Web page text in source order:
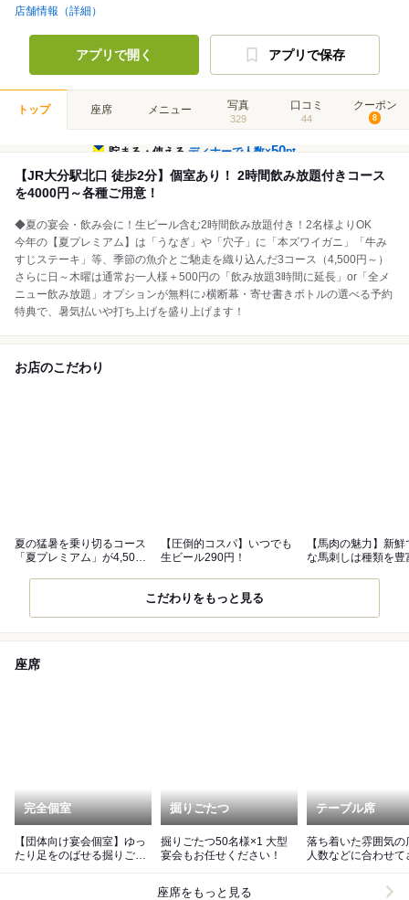
店舗情報（詳細）
アプリで開く アプリで保存
トップ 座席 メニュー 写真
329
口コミ
44
クーポン
8
貯まる・使えるディナーで人数×50pt
【JR大分駅北口 徒歩2分】個室あり！ 2時間飲み放題付きコース
を4000円～各種ご用意！
◆夏の宴会・飲み会に！生ビール含む2時間飲み放題付き！2名様よりOK
今年の【夏プレミアム】は「うなぎ」や「穴子」に「本ズワイガニ」「牛み
すじステーキ」等、季節の魚介とご馳走を織り込んだ3コース（4,500円～）
さらに日～木曜は通常お一人様＋500円の「飲み放題3時間に延長」or「全メ
ニュー飲み放題」オプションが無料に♪横断幕・寄せ書きボトルの選べる予約
特典で、暑気払いや打ち上げを盛り上げます！
お店のこだわり
夏の猛暑を乗り切るコース
「夏プレミアム」が4,500
【圧倒的コスパ】いつでも
生ビール290円！
【馬肉の魅力】新
な馬刺しは種類を豊
こだわりをもっと見る
座席
完全個室
【団体向け宴会個室】ゆっ
たり足をのばせる掘りごた
掘りごたつ
掘りごたつ50名様×1 大型
宴会もお任せください！
テーブル席
落ち着いた雰囲気の
人数などに合わせて
座席をもっと見る